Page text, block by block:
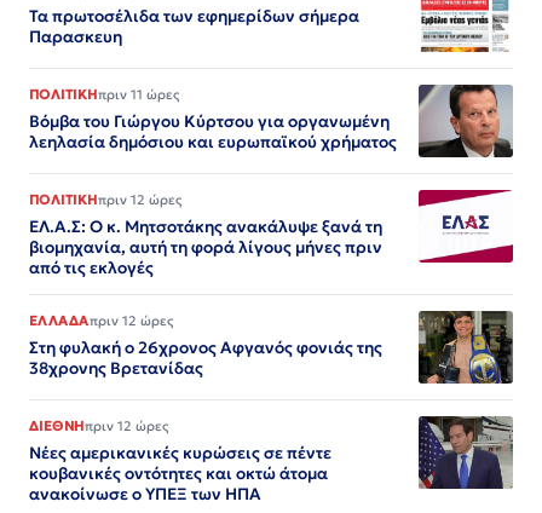
Τα πρωτοσέλιδα των εφημερίδων σήμερα
Παρασκευη
ΠΟΛΙΤΙΚΗπριν 11 ώρες
Βόμβα του Γιώργου Κύρτσου για οργανωμένη
λεηλασία δημόσιου και ευρωπαϊκού χρήματος
ΠΟΛΙΤΙΚΗπριν 12 ώρες
ΕΛ.Α.Σ: Ο κ. Μητσοτάκης ανακάλυψε ξανά τη
βιομηχανία, αυτή τη φορά λίγους μήνες πριν
από τις εκλογές
ΕΛΛΑΔΑπριν 12 ώρες
Στη φυλακή ο 26χρονος Αφγανός φονιάς της
38χρονης Βρετανίδας
ΔΙΕΘΝΗπριν 12 ώρες
Νέες αμερικανικές κυρώσεις σε πέντε
κουβανικές οντότητες και οκτώ άτομα
ανακοίνωσε ο ΥΠΕΞ των ΗΠΑ